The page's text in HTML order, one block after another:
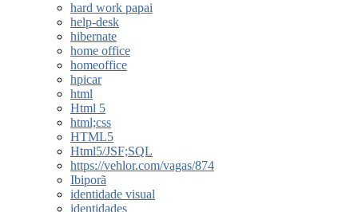
hard work papai
help-desk
hibernate
home office
homeoffice
hpicar
html
Html 5
html;css
HTML5
Html5/JSF;SQL
https://vehlor.com/vagas/874
Ibiporã
identidade visual
identidades